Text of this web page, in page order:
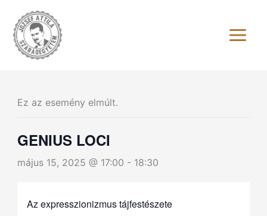
content
Ez az esemény elmúlt.
GENIUS LOCI
május 15, 2025 @ 17:00 - 18:30
Az expresszionizmus tájfestészete